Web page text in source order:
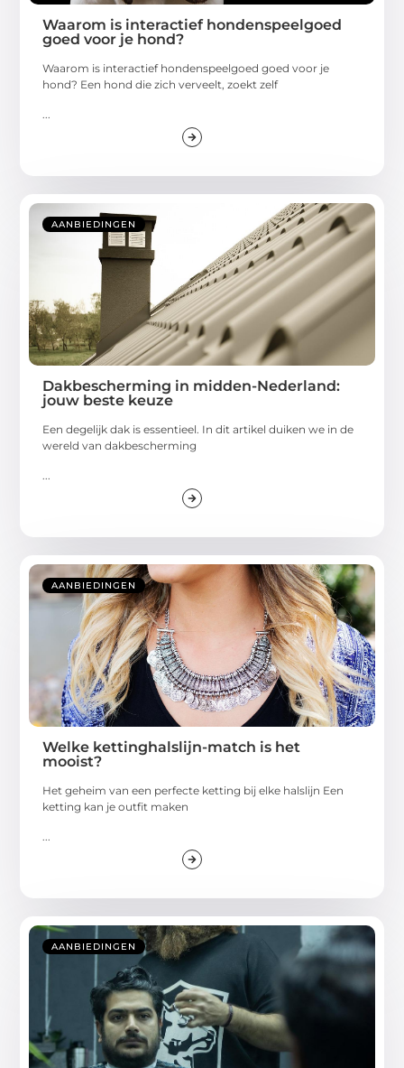
Waarom is interactief hondenspeelgoed
goed voor je hond?
Waarom is interactief hondenspeelgoed goed voor je
hond? Een hond die zich verveelt, zoekt zelf
AANBIEDINGEN
Dakbescherming in midden-Nederland:
jouw beste keuze
Een degelijk dak is essentieel. In dit artikel duiken we in de
wereld van dakbescherming
AANBIEDINGEN
Welke kettinghalslijn-match is het
mooist?
Het geheim van een perfecte ketting bij elke halslijn Een
ketting kan je outfit maken
AANBIEDINGEN